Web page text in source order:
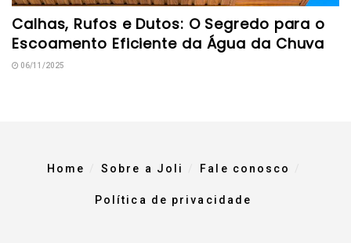
Calhas, Rufos e Dutos: O Segredo para o
Escoamento Eficiente da Água da Chuva
06/11/2025
Home Sobre a Joli Fale conosco
Política de privacidade